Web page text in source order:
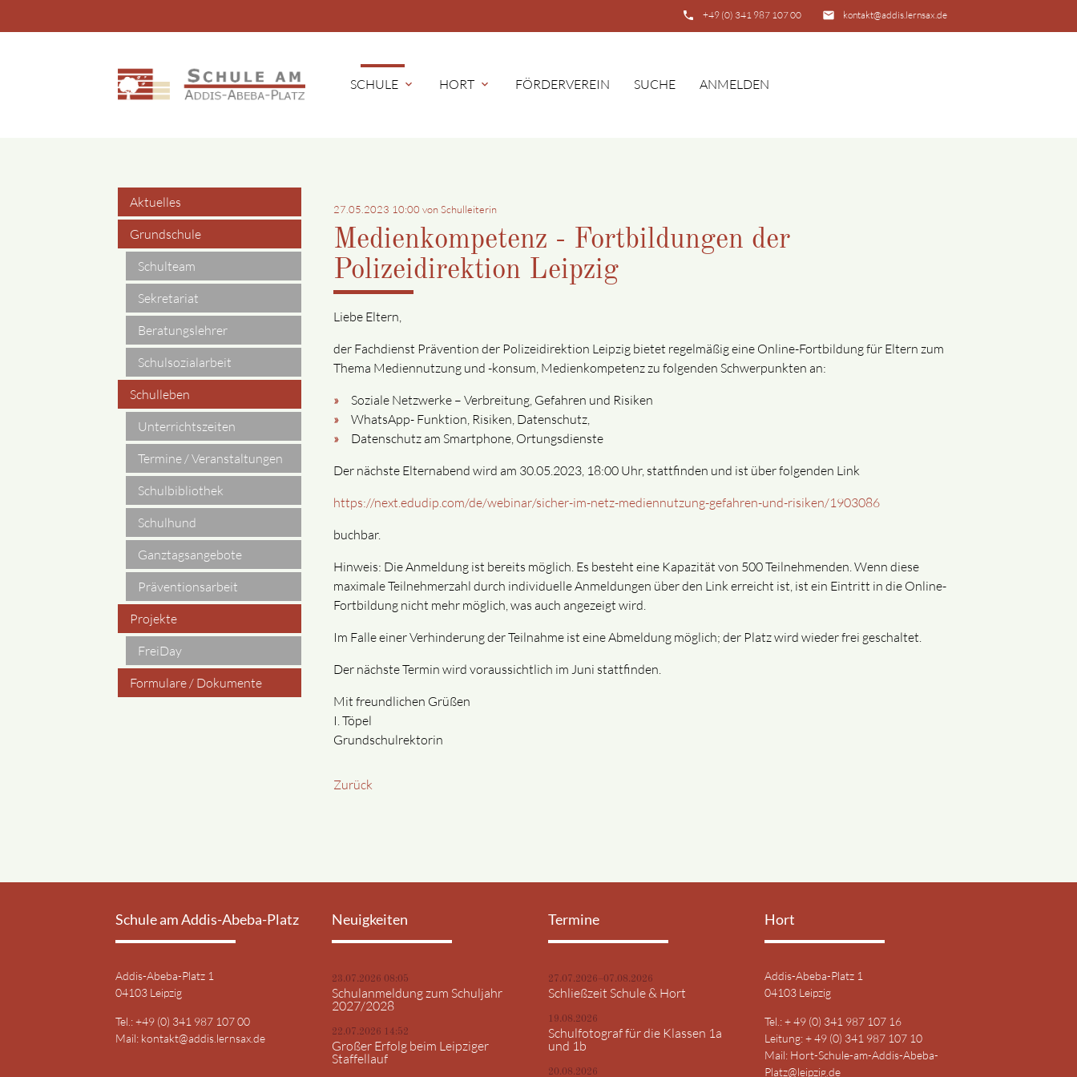
email kontakt@addis.lernsax.de
phone +49 (0) 341 987 107 00
SCHULE expand_more HORT expand_more FÖRDERVEREIN SUCHE ANMELDEN
27.05.2023 10:00 von Schulleiterin
Medienkompetenz - Fortbildungen der
Polizeidirektion Leipzig
Liebe Eltern,
der Fachdienst Prävention der Polizeidirektion Leipzig bietet regelmäßig eine Online-Fortbildung für Eltern zum
Thema Mediennutzung und -konsum, Medienkompetenz zu folgenden Schwerpunkten an:
Soziale Netzwerke – Verbreitung, Gefahren und Risiken
WhatsApp- Funktion, Risiken, Datenschutz,
Datenschutz am Smartphone, Ortungsdienste
Der nächste Elternabend wird am 30.05.2023, 18:00 Uhr, stattfinden und ist über folgenden Link
https://next.edudip.com/de/webinar/sicher-im-netz-mediennutzung-gefahren-und-risiken/1903086
buchbar.
Hinweis: Die Anmeldung ist bereits möglich. Es besteht eine Kapazität von 500 Teilnehmenden. Wenn diese
maximale Teilnehmerzahl durch individuelle Anmeldungen über den Link erreicht ist, ist ein Eintritt in die Online-
Fortbildung nicht mehr möglich, was auch angezeigt wird.
Im Falle einer Verhinderung der Teilnahme ist eine Abmeldung möglich; der Platz wird wieder frei geschaltet.
Der nächste Termin wird voraussichtlich im Juni stattfinden.
Mit freundlichen Grüßen
I. Töpel
Grundschulrektorin
Zurück
Navigation
überspringen
Aktuelles
Grundschule
Schulteam
Sekretariat
Beratungslehrer
Schulsozialarbeit
Schulleben
Unterrichtszeiten
Termine / Veranstaltungen
Schulbibliothek
Schulhund
Ganztagsangebote
Präventionsarbeit
Projekte
FreiDay
Formulare / Dokumente
Schule am Addis-Abeba-Platz
Addis-Abeba-Platz 1
04103 Leipzig
Tel.: +49 (0) 341 987 107 00
Mail: kontakt@addis.lernsax.de
Neuigkeiten
23.07.2026 08:05
Schulanmeldung zum Schuljahr
2027/2028
22.07.2026 14:52
Großer Erfolg beim Leipziger
Staffellauf
Termine
27.07.2026–07.08.2026
Schließzeit Schule & Hort
19.08.2026
Schulfotograf für die Klassen 1a
und 1b
20.08.2026
Hort
Addis-Abeba-Platz 1
04103 Leipzig
Tel.: + 49 (0) 341 987 107 16
Leitung: + 49 (0) 341 987 107 10
Mail: Hort-Schule-am-Addis-Abeba-
Platz@leipzig.de